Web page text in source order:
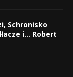
Schronisko
i… Robert